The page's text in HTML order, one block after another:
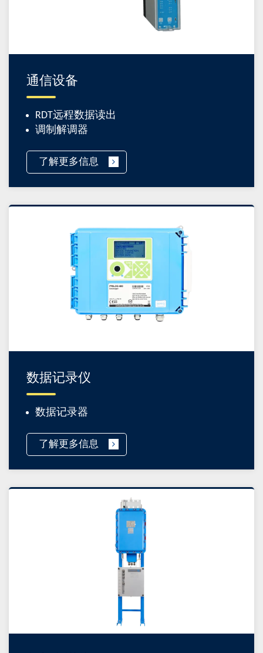
通信设备
RDT远程数据读出
调制解调器
了解更多信息
数据记录仪
数据记录器
了解更多信息